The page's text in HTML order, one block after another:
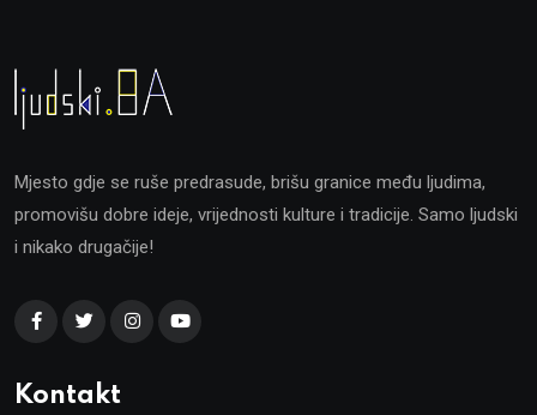
Mjesto gdje se ruše predrasude, brišu granice među ljudima,
promovišu dobre ideje, vrijednosti kulture i tradicije. Samo ljudski
i nikako drugačije!
Kontakt